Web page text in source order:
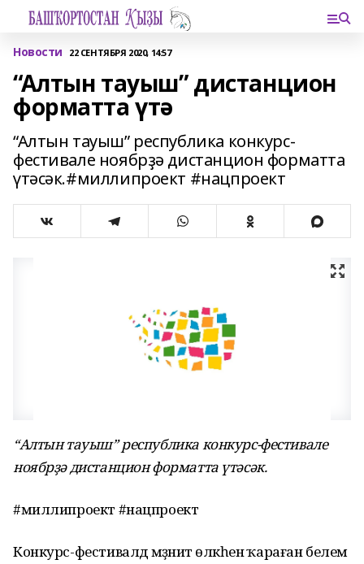
Новости 22 СЕНТЯБРЯ 2020, 14:57
“Алтын тауыш” дистанцион
форматта үтә
“Алтын тауыш” республика конкурс-
фестивале ноябрҙә дистанцион форматта
үтәсәк.#миллипроект #нацпроект
“Алтын тауыш” республика конкурс-фестивале
ноябрҙә дистанцион форматта үтәсәк.
#миллипроект #нацпроект
Конкурс-фестивалдә мәҙәниәт өлкәһенә ҡараған белем